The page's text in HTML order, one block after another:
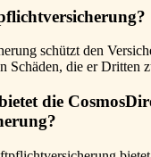
schützt den
Schäden, die er Dritten
die